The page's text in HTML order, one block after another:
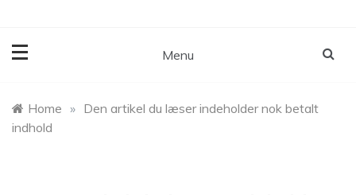
Menu
Home » Den artikel du læser indeholder nok betalt
indhold